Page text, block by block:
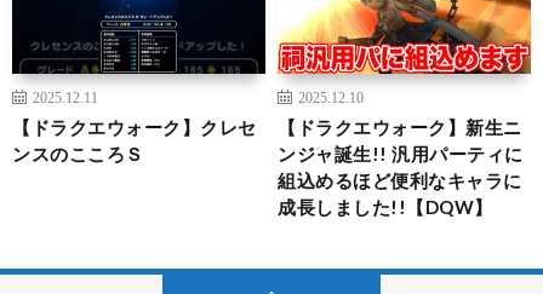
2025.12.11
【ドラクエウォーク】クレセ
ンスのこころＳ
2025.12.10
【ドラクエウォーク】新生ニ
ンジャ誕生!! 汎用パーティに
組込めるほど便利なキャラに
成長しました!!【DQW】